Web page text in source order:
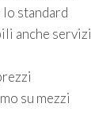
lo standard
anche servizi
su mezzi